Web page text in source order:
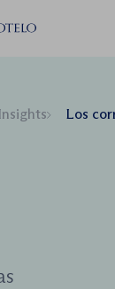
Insights Los correos